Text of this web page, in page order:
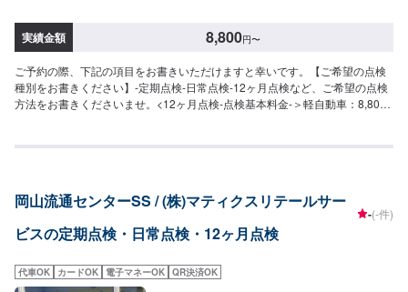
実績金額 8,800円〜
ご予約の際、下記の項目をお書きいただけますと幸いです。【ご希望の点検
種別をお書きください】-定期点検-日常点検-12ヶ月点検など、ご希望の点検
方法をお書きくださいませ。<12ヶ月点検-点検基本料金-＞軽自動車：8,800
がある方へ】不調や見てほしい場所など、入庫の際にお伝えくださいませ。
岡山流通センターSS / (株)マティクスリテールサー
ビスの定期点検・日常点検・12ヶ月点検
-(-件)
代車OK カードOK 電子マネーOK QR決済OK